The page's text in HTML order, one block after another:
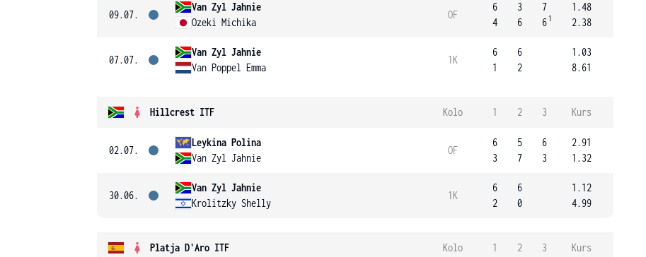
09.07.
Van Zyl Jahnie
Ozeki Michika
OF
6
4
3
6
7
6 1
1.48
2.38
07.07.
Van Zyl Jahnie
Van Poppel Emma
1K
6
1
6
2
1.03
8.61
Hillcrest ITF Kolo 1 2 3 Kurs
02.07.
Leykina Polina
Van Zyl Jahnie
OF
6
3
5
7
6
3
2.91
1.32
30.06.
Van Zyl Jahnie
Krolitzky Shelly
1K
6
2
6
0
1.12
4.99
Platja D'Aro ITF Kolo 1 2 3 Kurs